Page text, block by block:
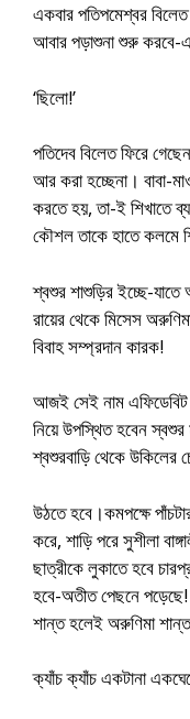
একবার পতিপমেশ্বর বিলেত
আবার পড়াশুনা শুরু করবে-
‘ছিলো!’
পতিদেব বিলেত ফিরে
আর করা হচ্ছেনা। বাবা-
করতে হয়, তা-ই শিখাতে
কৌশল তাকে হাতে কলমে
শ্বশুর শাশুড়ির ইচ্ছে-
রায়ের থেকে মিসেস
বিবাহ সম্প্রদান কারক!
আজই সেই নাম এফিডেবিট
নিয়ে উপস্থিত হবেন স্বশুর
শ্বশুরবাড়ি থেকে উকিলের
উঠতে হবে।কমপক্ষে
করে, শাড়ি পরে সুশীলা
ছাত্রীকে লুকাতে হবে
হবে-অতীত পেছনে পড়েছে!
শান্ত হলেই অরুণিমা
ক্যাঁচ ক্যাঁচ একটানা